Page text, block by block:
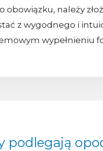
należy
z wygodnego i
wypełnieniu
podlegają